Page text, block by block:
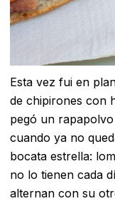
Esta vez fui en
de chipirones con
pegó un
cuando ya no
bocata estrella:
no lo tienen cada
alternan con su